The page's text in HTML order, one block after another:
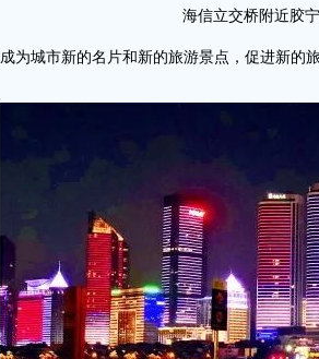
海信立交桥附近胶
为城市新的名片和新的旅游景点，促进新的